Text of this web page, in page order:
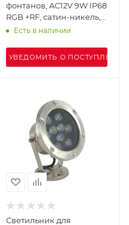
фонтанов, AC12V 9W IP68
RGB +RF, сатин-никель,
UG8209-1
Есть в наличии
УВЕДОМИТЬ О ПОСТУПЛЕНИИ
Светильник для